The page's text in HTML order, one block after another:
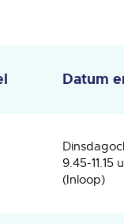
Datum
9.45-11.15
(Inloop)